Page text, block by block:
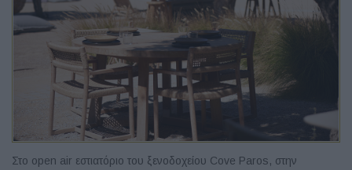
Στο open air εστιατόριο του ξενοδοχείου Cove Paros, στην